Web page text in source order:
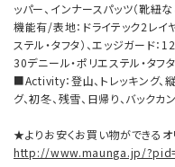
ッパー、インナースパッツ（靴紐
機能有/表地：ドライテック2レイ
ステル・タフタ）、エッジガード：
30デニール・ポリエステル・タフ
■Activity：登山、トレッキング、
グ、初冬、残雪、日帰り、バック
★よりお安くお買い物ができる
http://www.maunga.jp/